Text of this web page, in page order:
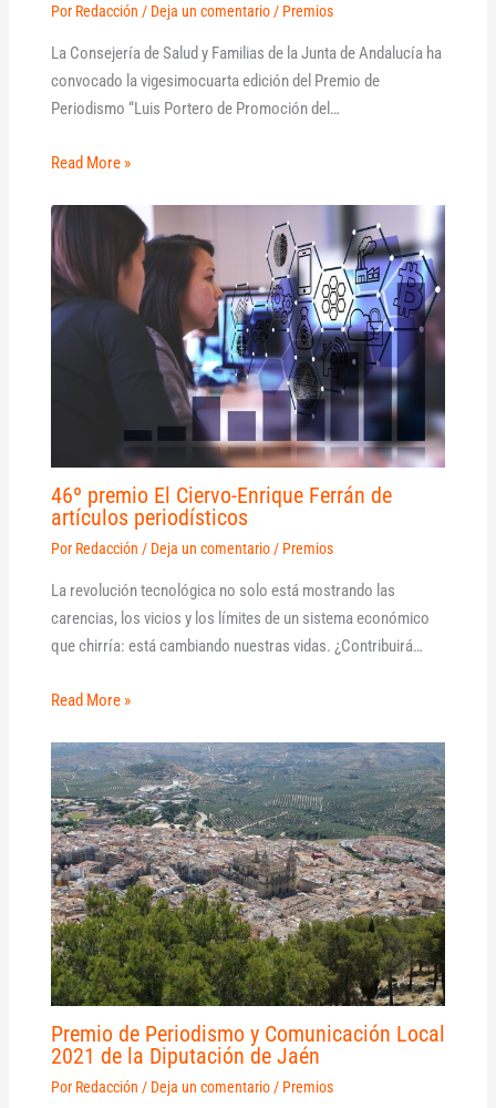
Por Redacción / Deja un comentario / Premios
La Consejería de Salud y Familias de la Junta de Andalucía ha
convocado la vigesimocuarta edición del Premio de
Periodismo “Luis Portero de Promoción del…
Read More »
46º premio El Ciervo-Enrique Ferrán de
artículos periodísticos
Por Redacción / Deja un comentario / Premios
La revolución tecnológica no solo está mostrando las
carencias, los vicios y los límites de un sistema económico
que chirría: está cambiando nuestras vidas. ¿Contribuirá…
Read More »
Premio de Periodismo y Comunicación Local
2021 de la Diputación de Jaén
Por Redacción / Deja un comentario / Premios